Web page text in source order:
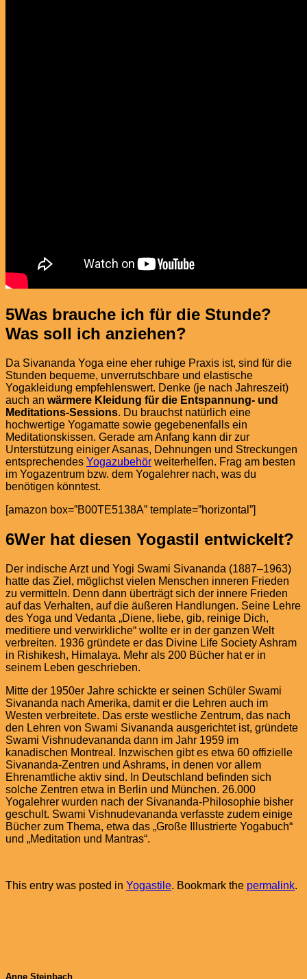
5Was brauche ich für die Stunde?
Was soll ich anziehen?
Da Sivananda Yoga eine eher ruhige Praxis ist, sind für die
Stunden bequeme, unverrutschbare und elastische
Yogakleidung empfehlenswert. Denke (je nach Jahreszeit)
auch an wärmere Kleidung für die Entspannung- und
Meditations-Sessions. Du brauchst natürlich eine
hochwertige Yogamatte sowie gegebenenfalls ein
Meditationskissen. Gerade am Anfang kann dir zur
Unterstützung einiger Asanas, Dehnungen und Streckungen
entsprechendes Yogazubehör weiterhelfen. Frag am besten
im Yogazentrum bzw. dem Yogalehrer nach, was du
benötigen könntest.
[amazon box=”B00TE5138A” template=”horizontal”]
6Wer hat diesen Yogastil entwickelt?
Der indische Arzt und Yogi Swami Sivananda (1887–1963)
hatte das Ziel, möglichst vielen Menschen inneren Frieden
zu vermitteln. Denn dann überträgt sich der innere Frieden
auf das Verhalten, auf die äußeren Handlungen. Seine Lehre
des Yoga und Vedanta „Diene, liebe, gib, reinige Dich,
meditiere und verwirkliche“ wollte er in der ganzen Welt
verbreiten. 1936 gründete er das Divine Life Society Ashram
in Rishikesh, Himalaya. Mehr als 200 Bücher hat er in
seinem Leben geschrieben.
Mitte der 1950er Jahre schickte er seinen Schüler Swami
Sivananda nach Amerika, damit er die Lehren auch im
Westen verbreitete. Das erste westliche Zentrum, das nach
den Lehren von Swami Sivananda ausgerichtet ist, gründete
Swami Vishnudevananda dann im Jahr 1959 im
kanadischen Montreal. Inzwischen gibt es etwa 60 offizielle
Sivananda-Zentren und Ashrams, in denen vor allem
Ehrenamtliche aktiv sind. In Deutschland befinden sich
solche Zentren etwa in Berlin und München. 26.000
Yogalehrer wurden nach der Sivananda-Philosophie bisher
geschult. Swami Vishnudevananda verfasste zudem einige
Bücher zum Thema, etwa das „Große Illustrierte Yogabuch“
und „Meditation und Mantras“.
This entry was posted in Yogastile. Bookmark the permalink.
Anne Steinbach